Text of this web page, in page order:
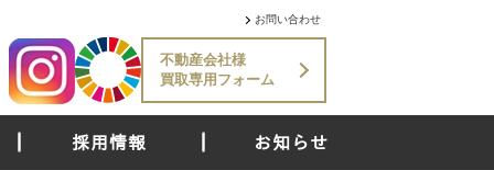
不動産会社様
買取専用フォーム
お問い合わせ
採用情報 お知らせ